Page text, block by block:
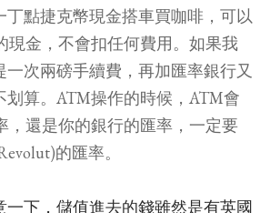
點捷克幣現金搭車買咖啡，可以
現金，不會扣任何費用。如果我
一次兩磅手續費，再加匯率銀行又
划算。ATM操作的時候，ATM會
，還是你的銀行的匯率，一定要
的匯率。
下，儲值進去的錢雖然是有英國